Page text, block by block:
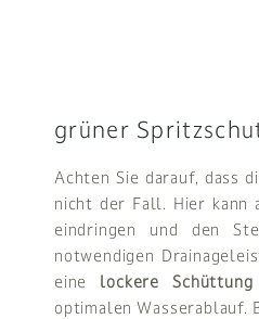
grüner
Achten Sie darauf, dass
nicht der Fall. Hier kann
eindringen und den
notwendigen
eine lockere Schüttung
optimalen Wasserablauf.